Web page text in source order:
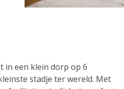
in een klein dorp op 6
stadje ter wereld. Met